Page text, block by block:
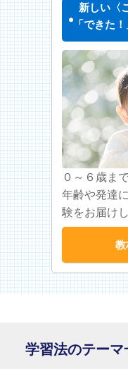
新しい〈
「できた
０～６歳ま
年齢や発達
験をお届けし
教
学習法のテーマ